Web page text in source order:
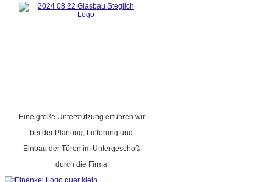
Eine große Unterstützung erfuhren wir
bei der Planung, Lieferung und
Einbau der Türen im Untergeschoß
durch die Firma